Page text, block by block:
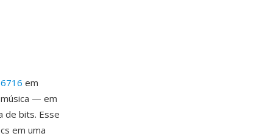
6716 em
música — em
de bits. Esse
em uma